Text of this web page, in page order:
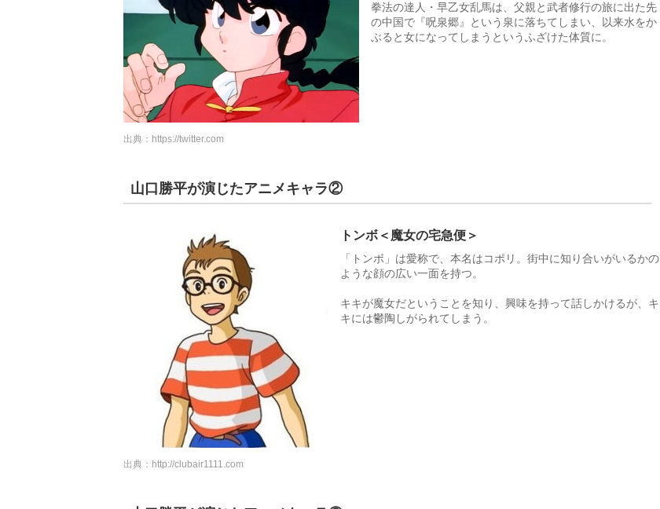
拳法の達人・早乙女乱馬は、父親と武者修行の旅に出た先
の中国で『呪泉郷』という泉に落ちてしまい、以来水をか
ぶると女になってしまうというふざけた体質に。
出典： https://twitter.com
山口勝平が演じたアニメキャラ②
トンボ＜魔女の宅急便＞
「トンボ」は愛称で、本名はコポリ。街中に知り合いがいるかの
ような顔の広い一面を持つ。
キキが魔女だということを知り、興味を持って話しかけるが、キ
キには鬱陶しがられてしまう。
出典： http://clubair1111.com